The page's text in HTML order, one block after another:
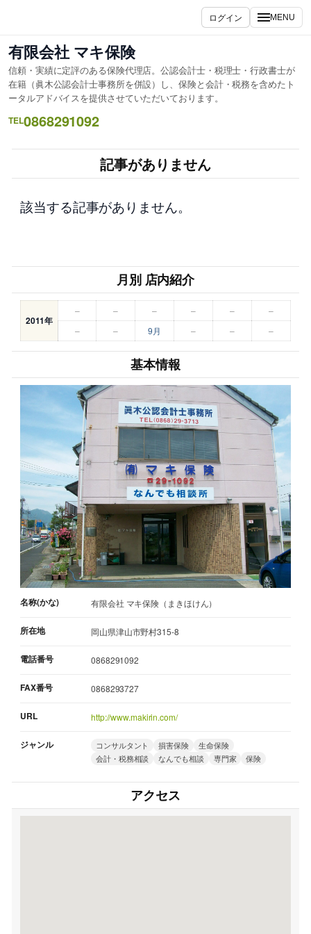
を
ス
キ
ッ
ログイン MENU
有限会社 マキ保険
信頼・実績に定評のある保険代理店。公認会計士・税理士・行政書士が
在籍（眞木公認会計士事務所を併設）し、保険と会計・税務を含めたト
ータルアドバイスを提供させていただいております。
TEL0868291092
記事がありません
該当する記事がありません。
月別 店内紹介
2011年
– – – – –
–
–
– 9月 – – –
基本情報
名称(かな) 有限会社 マキ保険（まきほけん）
所在地 岡山県津山市野村315-8
電話番号 0868291092
FAX番号 0868293727
URL http://www.makirin.com/
ジャンル コンサルタント 損害保険
生命保険
会計・税務相談
なんでも相談 専門家 保険
アクセス